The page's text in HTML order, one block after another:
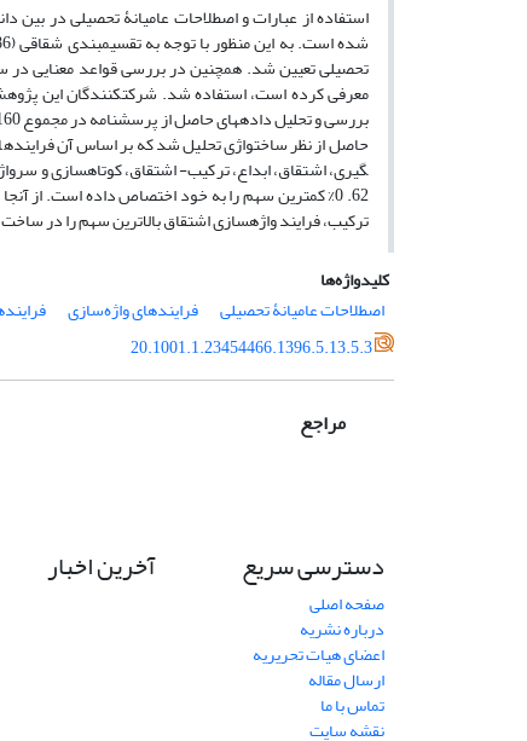
استفاده از عبارات و اصطلاحات ­عامیانۀ ­تحصیلی در بین
62. 0% کمترین سهم را به خود اختصاص داده­ است. از
ترکیب، فرایند واژه­سازی اشتقاق بالاترین سهم را در
کلیدواژه‌ها
اصطلاحات عامیانۀ تحصیلی
فرایند‌های واژه‌سازی
20.1001.1.23454466.1396.5.13.5.3
مراجع
دسترسی سریع
صفحه اصلی
درباره نشریه
اعضای هیات تحریریه
ارسال مقاله
تماس با ما
نقشه سایت
آخرین اخبار